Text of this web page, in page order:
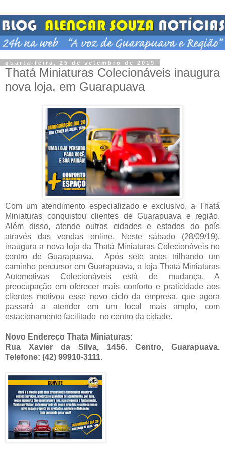
quarta-feira, 25 de setembro de 2019
Thatá Miniaturas Colecionáveis inaugura
nova loja, em Guarapuava
Com um atendimento especializado e exclusivo, a Thatá
Miniaturas conquistou clientes de Guarapuava e região.
Além disso, atende outras cidades e estados do país
através das vendas online. Neste sábado (28/09/19),
inaugura a nova loja da Thatá Miniaturas Colecionáveis no
centro de Guarapuava. Após sete anos trilhando um
caminho percursor em Guarapuava, a loja Thatá Miniaturas
Automotivas Colecionáveis está de mudança. A
preocupação em oferecer mais conforto e praticidade aos
clientes motivou esse novo ciclo da empresa, que agora
passará a atender em um local mais amplo, com
estacionamento facilitado no centro da cidade.
Novo Endereço Thata Miniaturas:
Rua Xavier da Silva, 1456. Centro, Guarapuava.
Telefone: (42) 99910-3111.